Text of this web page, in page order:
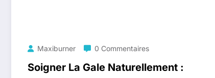
Maxiburner 0 Commentaires
Soigner La Gale Naturellement :